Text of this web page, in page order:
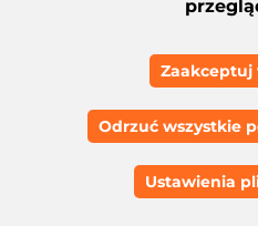
Zaakceptuj
Odrzuć wszystkie
Ustawienia